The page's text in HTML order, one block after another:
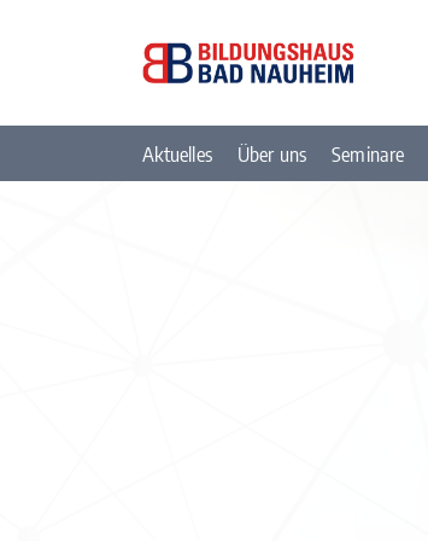
Aktuelles Über uns Seminare